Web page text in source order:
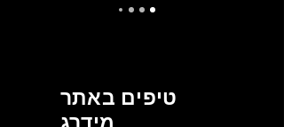
טיפים באתר
מידרג